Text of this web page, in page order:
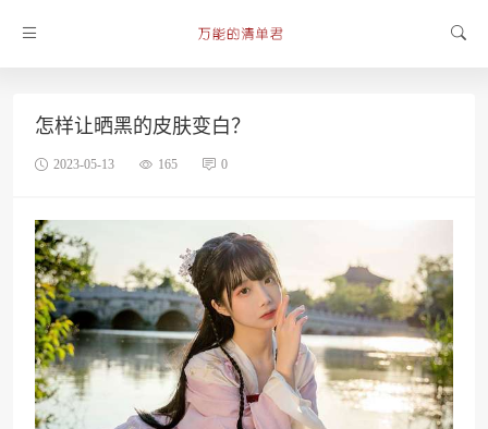
怎样让晒黑的皮肤变白？
2023-05-13 165 0